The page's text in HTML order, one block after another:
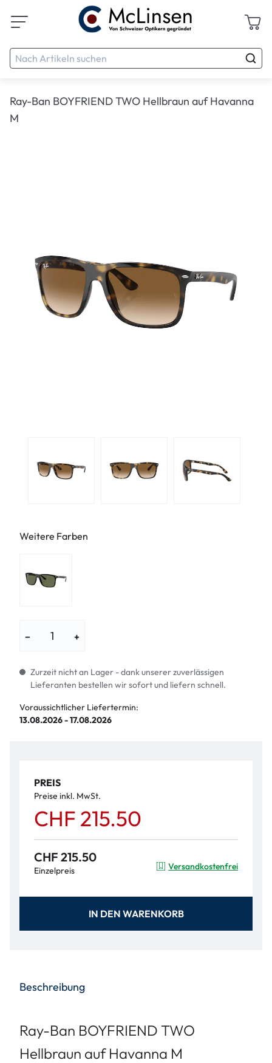
Ray-Ban BOYFRIEND TWO Hellbraun auf Havanna
M
Weitere Farben
− +
Zurzeit nicht an Lager - dank unserer zuverlässigen
Lieferanten bestellen wir sofort und liefern schnell.
Voraussichtlicher Liefertermin:
13.08.2026 - 17.08.2026
PREIS
Preise inkl. MwSt.
CHF 215.50
CHF 215.50
Einzelpreis Versandkostenfrei
IN DEN WARENKORB
Beschreibung
Ray-Ban BOYFRIEND TWO
Hellbraun auf Havanna M